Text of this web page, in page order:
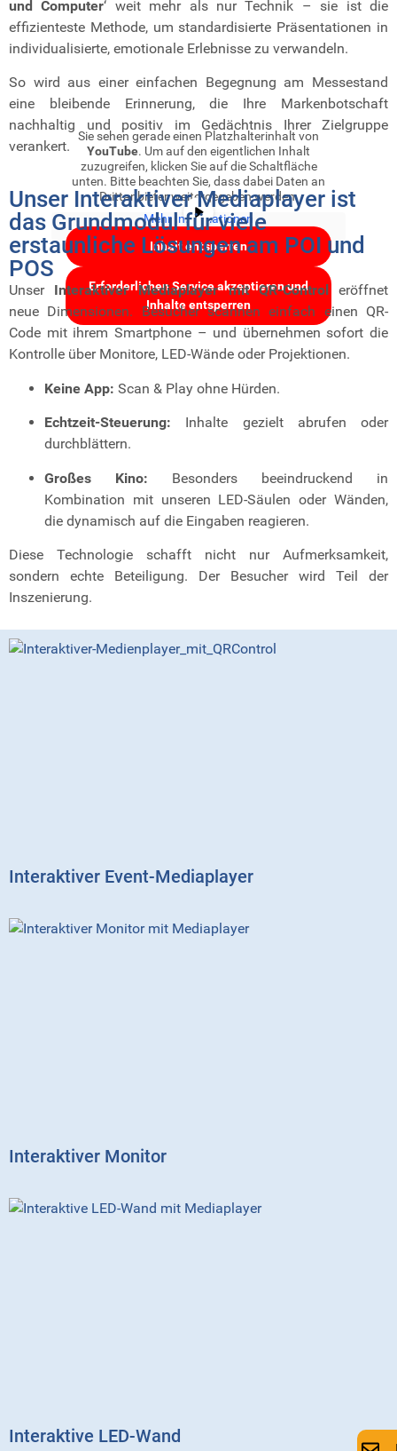
und Computer‘ weit mehr als nur Technik – sie ist die
effizienteste Methode, um standardisierte Präsentationen in
individualisierte, emotionale Erlebnisse zu verwandeln.
So wird aus einer einfachen Begegnung am Messestand
eine bleibende Erinnerung, die Ihre Markenbotschaft
nachhaltig und positiv im Gedächtnis Ihrer Zielgruppe
verankert.
Sie sehen gerade einen Platzhalterinhalt von
YouTube. Um auf den eigentlichen Inhalt
zuzugreifen, klicken Sie auf die Schaltfläche
unten. Bitte beachten Sie, dass dabei Daten an
Drittanbieter weitergegeben werden.
Mehr Informationen
Inhalt entsperren
Erforderlichen Service akzeptieren und
Inhalte entsperren
Unser Interaktiver Mediaplayer ist
das Grundmodul für viele
erstaunliche Lösungen am POI und
POS
Unser Interaktiver Mediaplayer mit QR-Control
eröffnet
neue Dimensionen. Besucher scannen einfach einen QR-
Code mit ihrem Smartphone – und übernehmen sofort die
Kontrolle über Monitore, LED-Wände oder Projektionen.
Keine App: Scan & Play ohne Hürden.
Echtzeit-Steuerung: Inhalte gezielt abrufen oder
durchblättern.
Großes Kino: Besonders beeindruckend in
Kombination mit unseren LED-Säulen oder Wänden,
die dynamisch auf die Eingaben reagieren.
Diese Technologie schafft nicht nur Aufmerksamkeit,
sondern echte Beteiligung. Der Besucher wird Teil der
Inszenierung.
Interaktiver Event-Mediaplayer
Interaktiver Monitor
Interaktive LED-Wand